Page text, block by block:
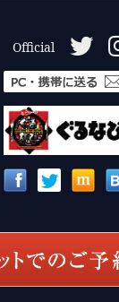
Official